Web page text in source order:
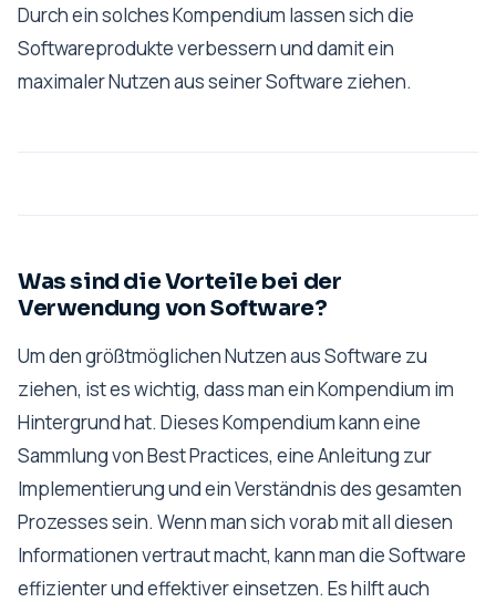
Durch ein solches Kompendium lassen sich die
Softwareprodukte verbessern und damit ein
maximaler Nutzen aus seiner Software ziehen.
Was sind die Vorteile bei der
Verwendung von Software?
Um den größtmöglichen Nutzen aus Software zu
ziehen, ist es wichtig, dass man ein Kompendium im
Hintergrund hat. Dieses Kompendium kann eine
Sammlung von Best Practices, eine Anleitung zur
Implementierung und ein Verständnis des gesamten
Prozesses sein. Wenn man sich vorab mit all diesen
Informationen vertraut macht, kann man die Software
effizienter und effektiver einsetzen. Es hilft auch